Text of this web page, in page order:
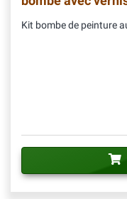
Kit bombe de peinture